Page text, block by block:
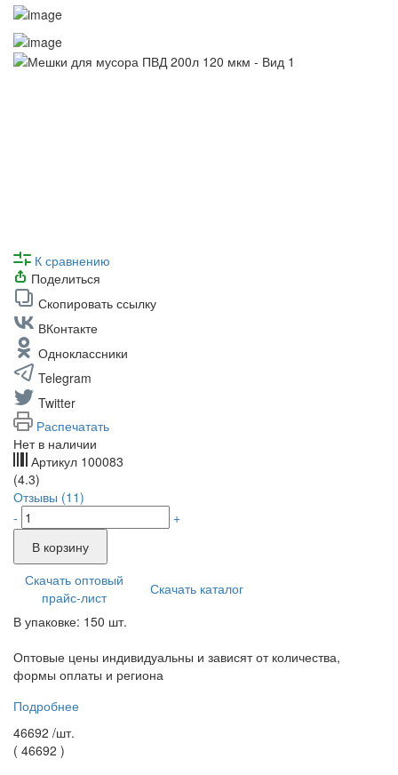
К сравнению
Поделиться
Скопировать ссылку
ВКонтакте
Одноклассники
Telegram
Twitter
Распечатать
Нет в наличии
Артикул 100083
(4.3)
Отзывы (11)
-
+
В корзину
Скачать оптовый
прайс-лист
Скачать каталог
В упаковке: 150 шт.
Оптовые цены индивидуальны и зависят от количества,
формы оплаты и региона
Подробнее
46692 /шт.
( 46692 )